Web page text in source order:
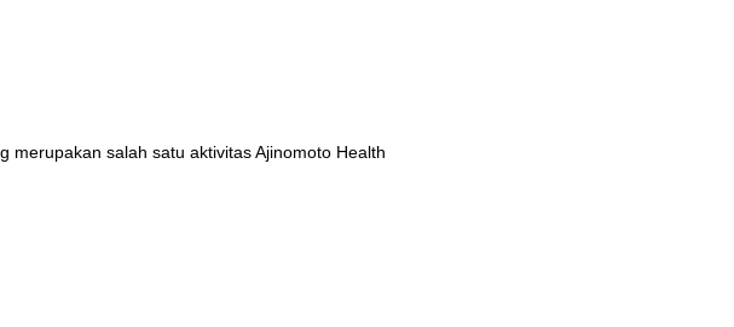
merupakan salah satu aktivitas Ajinomoto Health